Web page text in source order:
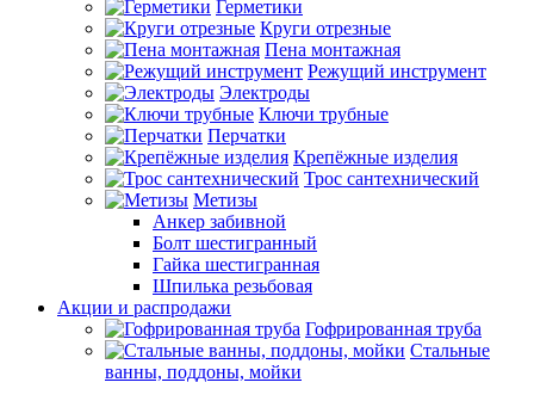
Герметики
Круги отрезные
Пена монтажная
Режущий инструмент
Электроды
Ключи трубные
Перчатки
Крепёжные изделия
Трос сантехнический
Метизы
Анкер забивной
Болт шестигранный
Гайка шестигранная
Шпилька резьбовая
Акции и распродажи
Гофрированная труба
Стальные
ванны, поддоны, мойки